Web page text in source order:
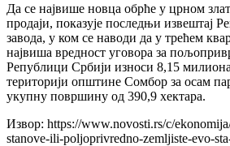
Да се највише новца обрће у црном
продаји, показује последњи извештај
завода, у ком се наводи да у трећем
највиша вредност уговора за
Републици Србији износи 8,15 милиона
територији општине Сомбор за осам
укупну површину од 390,9 хектара.
Извор: https://www.novosti.rs/c/
stanove-ili-poljoprivredno-zemljiste-evo-